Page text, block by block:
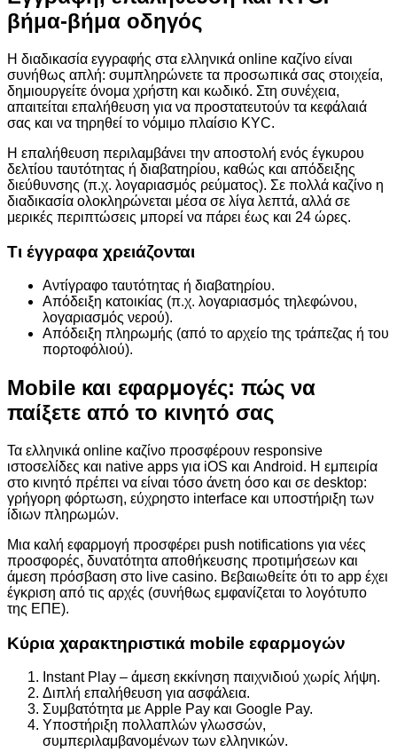
βήμα-βήμα οδηγός
Η διαδικασία εγγραφής στα ελληνικά online καζίνο είναι
συνήθως απλή: συμπληρώνετε τα προσωπικά σας στοιχεία,
δημιουργείτε όνομα χρήστη και κωδικό. Στη συνέχεια,
απαιτείται επαλήθευση για να προστατευτούν τα κεφάλαιά
σας και να τηρηθεί το νόμιμο πλαίσιο KYC.
Η επαλήθευση περιλαμβάνει την αποστολή ενός έγκυρου
δελτίου ταυτότητας ή διαβατηρίου, καθώς και απόδειξης
διεύθυνσης (π.χ. λογαριασμός ρεύματος). Σε πολλά καζίνο η
διαδικασία ολοκληρώνεται μέσα σε λίγα λεπτά, αλλά σε
μερικές περιπτώσεις μπορεί να πάρει έως και 24 ώρες.
Τι έγγραφα χρειάζονται
Αντίγραφο ταυτότητας ή διαβατηρίου.
Απόδειξη κατοικίας (π.χ. λογαριασμός τηλεφώνου,
λογαριασμός νερού).
Απόδειξη πληρωμής (από το αρχείο της τράπεζας ή του
πορτοφόλιού).
Mobile και εφαρμογές: πώς να
παίξετε από το κινητό σας
Τα ελληνικά online καζίνο προσφέρουν responsive
ιστοσελίδες και native apps για iOS και Android. Η εμπειρία
στο κινητό πρέπει να είναι τόσο άνετη όσο και σε desktop:
γρήγορη φόρτωση, εύχρηστο interface και υποστήριξη των
ίδιων πληρωμών.
Μια καλή εφαρμογή προσφέρει push notifications για νέες
προσφορές, δυνατότητα αποθήκευσης προτιμήσεων και
άμεση πρόσβαση στο live casino. Βεβαιωθείτε ότι το app έχει
έγκριση από τις αρχές (συνήθως εμφανίζεται το λογότυπο
της ΕΠΕ).
Κύρια χαρακτηριστικά mobile εφαρμογών
Instant Play – άμεση εκκίνηση παιχνιδιού χωρίς λήψη.
Διπλή επαλήθευση για ασφάλεια.
Συμβατότητα με Apple Pay και Google Pay.
Υποστήριξη πολλαπλών γλωσσών,
συμπεριλαμβανομένων των ελληνικών.